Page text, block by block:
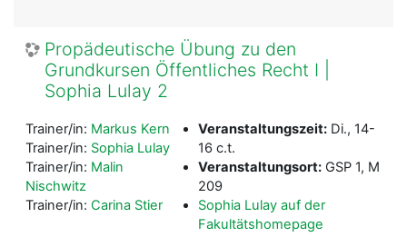
Propädeutische Übung zu den
Grundkursen Öffentliches Recht I |
Sophia Lulay 2
Veranstaltungszeit: Di., 14-
16 c.t.
Veranstaltungsort: GSP 1, M
209
Sophia Lulay auf der
Fakultätshomepage
Trainer/in: Markus Kern
Trainer/in: Sophia Lulay
Trainer/in: Malin
Nischwitz
Trainer/in: Carina Stier